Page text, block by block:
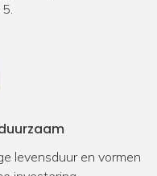
levensduur en vormen